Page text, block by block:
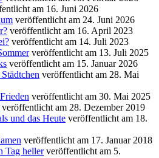
am 16. Juni 2026
veröffentlicht am 24. Juni 2026
veröffentlicht am 16. April 2023
veröffentlicht am 14. Juli 2023
veröffentlicht am 13. Juli 2025
veröffentlicht am 15. Januar 2026
veröffentlicht am 28. Mai
veröffentlicht am 30. Mai 2025
veröffentlicht am 28. Dezember 2019
und das Heute veröffentlicht am 18.
veröffentlicht am 17. Januar 2018
Tag heller veröffentlicht am 5.